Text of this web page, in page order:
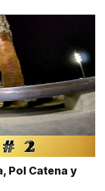
Pol Catena y